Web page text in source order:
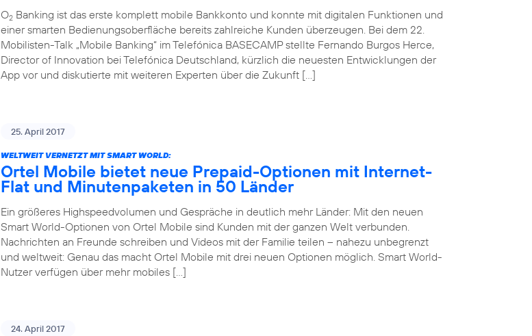
O2 Banking ist das erste komplett mobile Bankkonto und konnte mit digitalen Funktionen und
einer smarten Bedienungsoberfläche bereits zahlreiche Kunden überzeugen. Bei dem 22.
Mobilisten-Talk „Mobile Banking“ im Telefónica BASECAMP stellte Fernando Burgos Herce,
Director of Innovation bei Telefónica Deutschland, kürzlich die neuesten Entwicklungen der
App vor und diskutierte mit weiteren Experten über die Zukunft […]
25. April 2017
WELTWEIT VERNETZT MIT SMART WORLD:
Ortel Mobile bietet neue Prepaid-Optionen mit Internet-
Flat und Minutenpaketen in 50 Länder
Ein größeres Highspeedvolumen und Gespräche in deutlich mehr Länder: Mit den neuen
Smart World-Optionen von Ortel Mobile sind Kunden mit der ganzen Welt verbunden.
Nachrichten an Freunde schreiben und Videos mit der Familie teilen – nahezu unbegrenzt
und weltweit: Genau das macht Ortel Mobile mit drei neuen Optionen möglich. Smart World-
Nutzer verfügen über mehr mobiles […]
24. April 2017